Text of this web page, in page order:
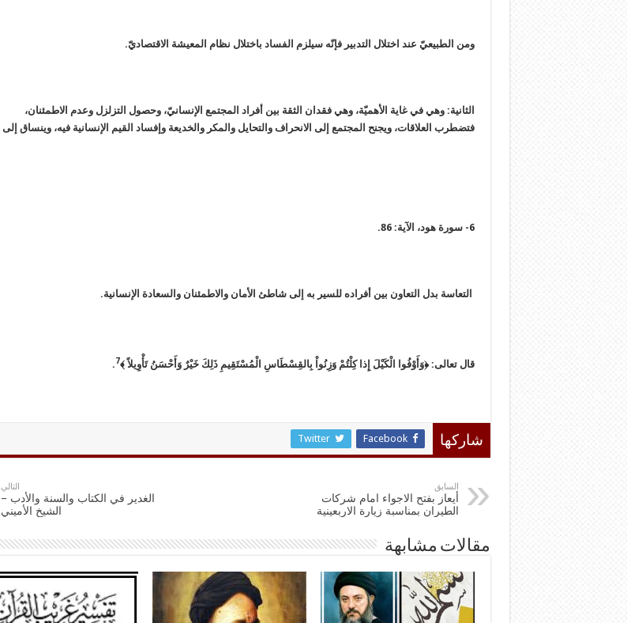
ومن الطبيعيّ عند اختلال التدبير فإنّه سيلزم الفساد باختلال نظام المعيشة الاقتصاديّ.
الثانية: وهي في غاية الأهميّة، وهي فقدان الثقة بين أفراد المجتمع الإنسانيّ، وحصول التزلزل وعدم الاطمئنان،
فتضطرب العلاقات، ويجنح المجتمع إلى الانحراف والتحايل والمكر والخديعة وإفساد القيم الإنسانية فيه، وينساق إلى
6- سورة هود، الآية: 86.
التعاسة بدل التعاون بين أفراده للسير به إلى شاطئ الأمان والاطمئنان والسعادة الإنسانية.
قال تعالى: ﴿وَأَوْفُوا الْكَيْلَ إِذا كِلْتُمْ وَزِنُواْ بِالقِسْطَاسِ الْمُسْتَقِيمِ ذَلِكَ خَيْرٌ وَأَحْسَنُ تَأْوِيلاً ﴾7
.
شاركها Facebook
Twitter
السابق
أيعاز بفتح الاجواء امام شركات
الطيران بمناسبة زيارة الاربعينية
التالي
الغدير في الكتاب والسنة والأدب –
الشيخ الأميني
مقالات مشابهة